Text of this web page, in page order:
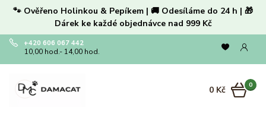
🐾 Ověřeno Holinkou & Pepíkem | 🚚 Odesíláme do 24 h | 🎁
Dárek ke každé objednávce nad 999 Kč
+420 606 067 442
10,00 hod.- 14,00 hod.
0
0 Kč